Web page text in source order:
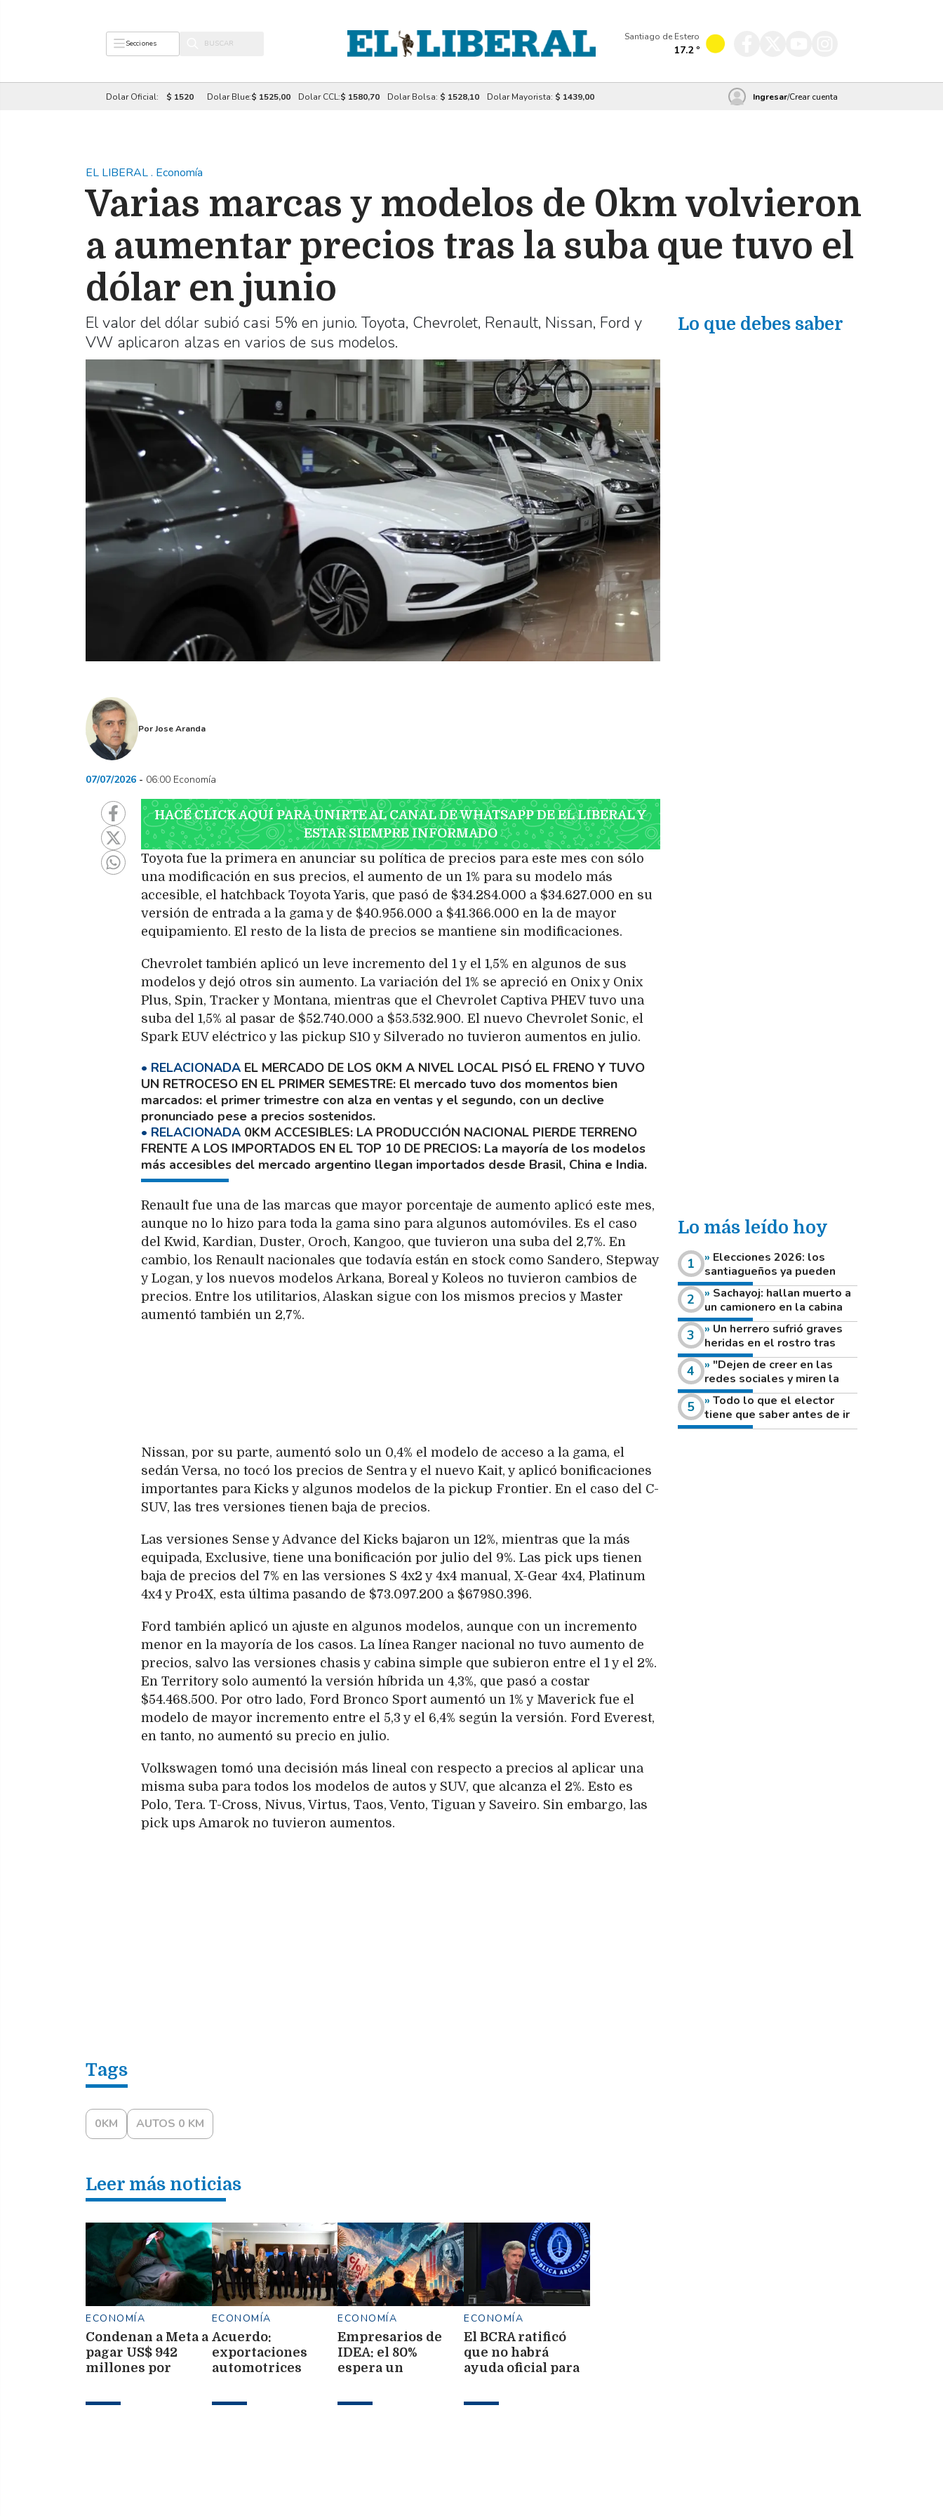
Secciones
Santiago de Estero
17.2 º
Dolar Oficial: $ 1520 Dolar Blue:$ 1525,00 Dolar CCL:$ 1580,70 Dolar Bolsa: $ 1528,10 Dolar Mayorista: $ 1439,00 Ingresar/Crear cuenta
EL LIBERAL. Economía
Varias marcas y modelos de 0km volvieron
a aumentar precios tras la suba que tuvo el
dólar en junio
El valor del dólar subió casi 5% en junio. Toyota, Chevrolet, Renault, Nissan, Ford y
VW aplicaron alzas en varios de sus modelos.
PorJose Aranda
07/07/2026 06:00 Economía
HACÉ CLICK AQUÍ PARA UNIRTE AL CANAL DE WHATSAPP DE EL LIBERAL Y
ESTAR SIEMPRE INFORMADO
Toyota fue la primera en anunciar su política de precios para este mes con sólo
una modificación en sus precios, el aumento de un 1% para su modelo más
accesible, el hatchback Toyota Yaris, que pasó de $34.284.000 a $34.627.000 en su
versión de entrada a la gama y de $40.956.000 a $41.366.000 en la de mayor
equipamiento. El resto de la lista de precios se mantiene sin modificaciones.
Chevrolet también aplicó un leve incremento del 1 y el 1,5% en algunos de sus
modelos y dejó otros sin aumento. La variación del 1% se apreció en Onix y Onix
Plus, Spin, Tracker y Montana, mientras que el Chevrolet Captiva PHEV tuvo una
suba del 1,5% al pasar de $52.740.000 a $53.532.900. El nuevo Chevrolet Sonic, el
Spark EUV eléctrico y las pickup S10 y Silverado no tuvieron aumentos en julio.
EL MERCADO DE LOS 0KM A NIVEL LOCAL PISÓ EL FRENO Y TUVO
UN RETROCESO EN EL PRIMER SEMESTRE El mercado tuvo dos momentos bien
marcados: el primer trimestre con alza en ventas y el segundo, con un declive
pronunciado pese a precios sostenidos.
0KM ACCESIBLES: LA PRODUCCIÓN NACIONAL PIERDE TERRENO
FRENTE A LOS IMPORTADOS EN EL TOP 10 DE PRECIOS La mayoría de los modelos
más accesibles del mercado argentino llegan importados desde Brasil, China e India.
Renault fue una de las marcas que mayor porcentaje de aumento aplicó este mes,
aunque no lo hizo para toda la gama sino para algunos automóviles. Es el caso
del Kwid, Kardian, Duster, Oroch, Kangoo, que tuvieron una suba del 2,7%. En
cambio, los Renault nacionales que todavía están en stock como Sandero, Stepway
y Logan, y los nuevos modelos Arkana, Boreal y Koleos no tuvieron cambios de
precios. Entre los utilitarios, Alaskan sigue con los mismos precios y Master
aumentó también un 2,7%.
Nissan, por su parte, aumentó solo un 0,4% el modelo de acceso a la gama, el
sedán Versa, no tocó los precios de Sentra y el nuevo Kait, y aplicó bonificaciones
importantes para Kicks y algunos modelos de la pickup Frontier. En el caso del C-
SUV, las tres versiones tienen baja de precios.
Las versiones Sense y Advance del Kicks bajaron un 12%, mientras que la más
equipada, Exclusive, tiene una bonificación por julio del 9%. Las pick ups tienen
baja de precios del 7% en las versiones S 4x2 y 4x4 manual, X-Gear 4x4, Platinum
4x4 y Pro4X, esta última pasando de $73.097.200 a $67980.396.
Ford también aplicó un ajuste en algunos modelos, aunque con un incremento
menor en la mayoría de los casos. La línea Ranger nacional no tuvo aumento de
precios, salvo las versiones chasis y cabina simple que subieron entre el 1 y el 2%.
En Territory solo aumentó la versión híbrida un 4,3%, que pasó a costar
$54.468.500. Por otro lado, Ford Bronco Sport aumentó un 1% y Maverick fue el
modelo de mayor incremento entre el 5,3 y el 6,4% según la versión. Ford Everest,
en tanto, no aumentó su precio en julio.
Volkswagen tomó una decisión más lineal con respecto a precios al aplicar una
misma suba para todos los modelos de autos y SUV, que alcanza el 2%. Esto es
Polo, Tera. T-Cross, Nivus, Virtus, Taos, Vento, Tiguan y Saveiro. Sin embargo, las
pick ups Amarok no tuvieron aumentos.
0KM AUTOS 0 KM
Leer más noticias
ECONOMÍA
Condenan a Meta a
pagar US$ 942
millones por
mental de
ECONOMÍA
Acuerdo:
exportaciones
automotrices
Ecuador
ECONOMÍA
Empresarios de
IDEA: el 80%
espera un
moderado de la
ECONOMÍA
El BCRA ratificó
que no habrá
ayuda oficial para
mora
Lo que debes saber
Lo más leído hoy
Elecciones 2026: los
santiagueños ya pueden
consultar dónde votan este
domingo
Sachayoj: hallan muerto a
un camionero en la cabina
de su vehículo a la vera de
un camino rural
Un herrero sufrió graves
heridas en el rostro tras
reventar el disco de una
amoladora
"Dejen de creer en las
redes sociales y miren la
heladera de sus casas": el
fuerte mensaje de una joven
que votó por primera vez
Todo lo que el elector
tiene que saber antes de ir
a votar este domingo